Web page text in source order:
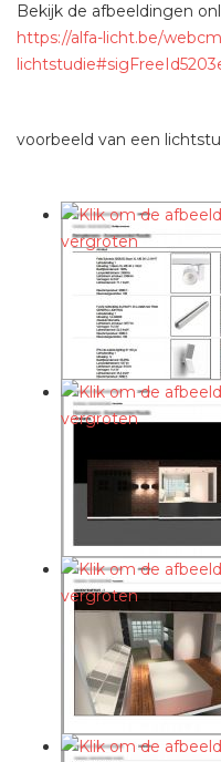
Bekijk de afbeeldingen
https://alfa-licht.be/
voorbeeld van een